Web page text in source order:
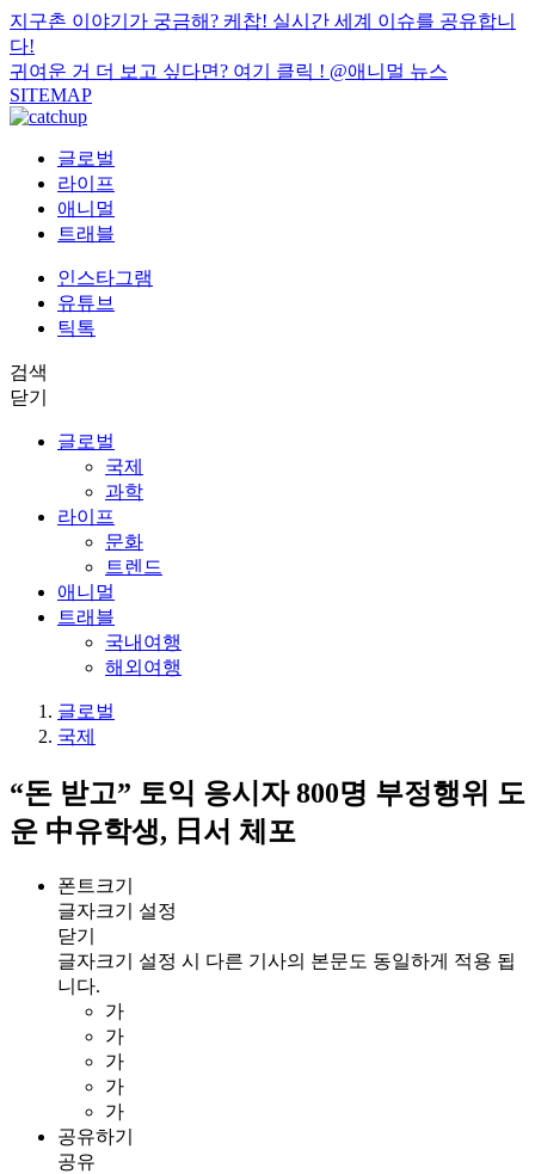
지구촌 이야기가 궁금해? 케찹! 실시간 세계 이슈를 공유합니
다!
귀여운 거 더 보고 싶다면? 여기 클릭 ! @애니멀 뉴스
SITEMAP
글로벌
라이프
애니멀
트래블
인스타그램
유튜브
틱톡
검색
닫기
글로벌
국제
과학
라이프
문화
트렌드
애니멀
트래블
국내여행
해외여행
글로벌
국제
“돈 받고” 토익 응시자 800명 부정행위 도
운 中유학생, 日서 체포
폰트크기
글자크기 설정
닫기
글자크기 설정 시 다른 기사의 본문도 동일하게 적용 됩
니다.
가
가
가
가
가
공유하기
공유